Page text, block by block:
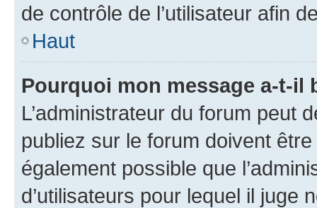
de contrôle de l’utilisateur afin
Haut
Pourquoi mon message a-t-il
L’administrateur du forum peut
publiez sur le forum doivent
également possible que
d’utilisateurs pour lequel il juge